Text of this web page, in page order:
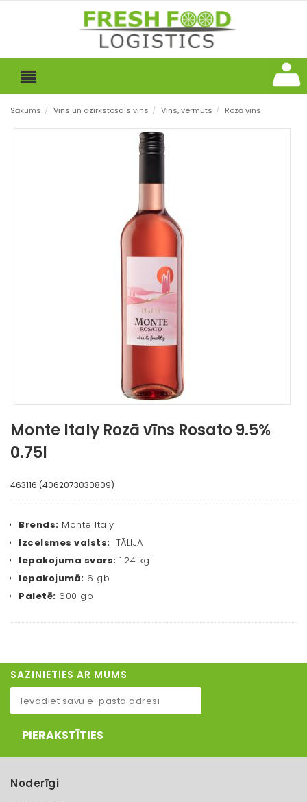
Sākums / Vīns un dzirkstošais vīns / Vīns, vermuts / Rozā vīns
Monte Italy Rozā vīns Rosato 9.5%
0.75l
463116 (4062073030809)
Brends: Monte Italy
Izcelsmes valsts: ITĀLIJA
Iepakojuma svars: 1.24 kg
Iepakojumā: 6 gb
Paletē: 600 gb
SAZINIETIES AR MUMS
PIERAKSTĪTIES
Noderīgi